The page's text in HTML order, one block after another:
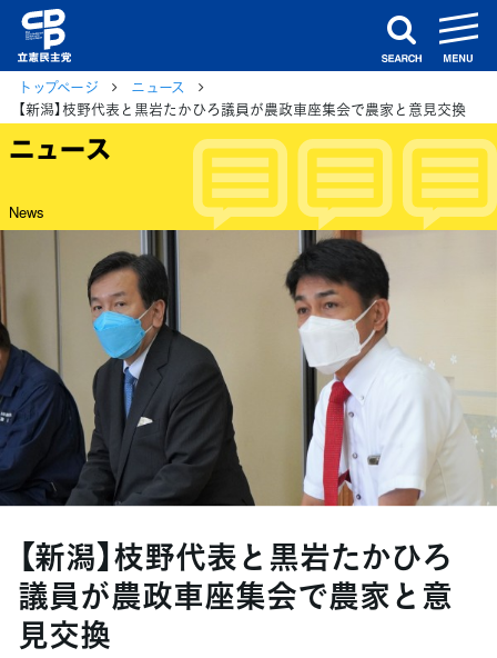
search
トップページ
ニュース
【新潟】枝野代表と黒岩たかひろ議員が農政車座集会で農家と意見交換
ニュース
News
【新潟】枝野代表と黒岩たかひろ
議員が農政車座集会で農家と意
見交換